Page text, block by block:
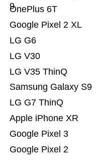
Google Pixel 2
Google Pixel 3
Apple iPhone XR
LG G7 ThinQ
Samsung Galaxy S9
LG V35 ThinQ
LG V30
LG G6
Google Pixel 2 XL
OnePlus 6T
9